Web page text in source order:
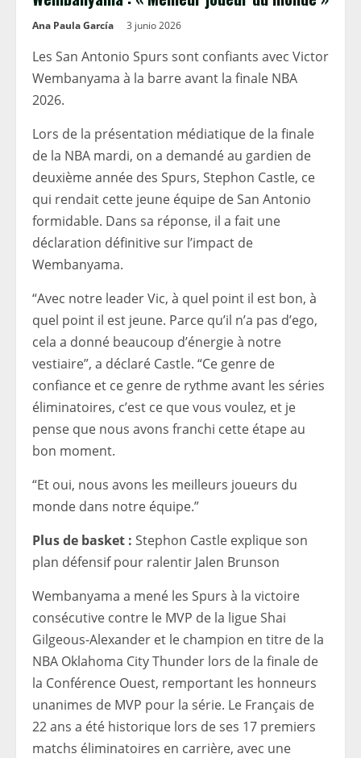
Ana Paula García 3 junio 2026
Les San Antonio Spurs sont confiants avec Victor
Wembanyama à la barre avant la finale NBA
2026.
Lors de la présentation médiatique de la finale
de la NBA mardi, on a demandé au gardien de
deuxième année des Spurs, Stephon Castle, ce
qui rendait cette jeune équipe de San Antonio
formidable. Dans sa réponse, il a fait une
déclaration définitive sur l’impact de
Wembanyama.
“Avec notre leader Vic, à quel point il est bon, à
quel point il est jeune. Parce qu’il n’a pas d’ego,
cela a donné beaucoup d’énergie à notre
vestiaire”, a déclaré Castle. “Ce genre de
confiance et ce genre de rythme avant les séries
éliminatoires, c’est ce que vous voulez, et je
pense que nous avons franchi cette étape au
bon moment.
“Et oui, nous avons les meilleurs joueurs du
monde dans notre équipe.”
Plus de basket : Stephon Castle explique son
plan défensif pour ralentir Jalen Brunson
Wembanyama a mené les Spurs à la victoire
consécutive contre le MVP de la ligue Shai
Gilgeous-Alexander et le champion en titre de la
NBA Oklahoma City Thunder lors de la finale de
la Conférence Ouest, remportant les honneurs
unanimes de MVP pour la série. Le Français de
22 ans a été historique lors de ses 17 premiers
matchs éliminatoires en carrière, avec une